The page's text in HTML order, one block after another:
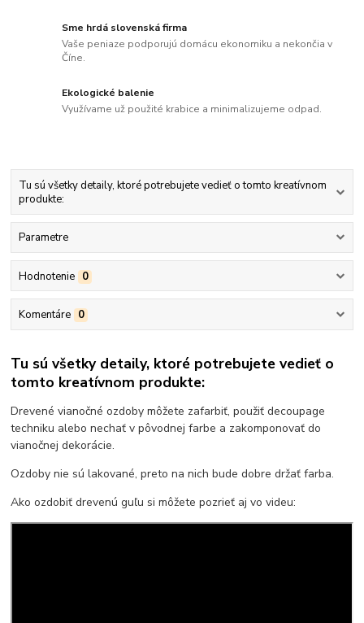
Sme hrdá slovenská firma
Vaše peniaze podporujú domácu ekonomiku a nekončia v
Číne.
Ekologické balenie
Využívame už použité krabice a minimalizujeme odpad.
Tu sú všetky detaily, ktoré potrebujete vedieť o tomto kreatívnom
produkte:
Parametre
Hodnotenie 0
Komentáre 0
Tu sú všetky detaily, ktoré potrebujete vedieť o
tomto kreatívnom produkte:
Drevené vianočné ozdoby môžete zafarbiť, použiť decoupage
techniku alebo nechať v pôvodnej farbe a zakomponovať do
vianočnej dekorácie.
Ozdoby nie sú lakované, preto na nich bude dobre držať farba.
Ako ozdobiť drevenú guľu si môžete pozrieť aj vo videu: